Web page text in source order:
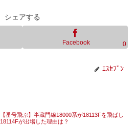
シェアする
Facebook 0
ｴｽｾﾌﾞﾝ
【番号飛ぶ】半蔵門線18000系が18113Fを飛ばし
18114Fが出場した理由は？